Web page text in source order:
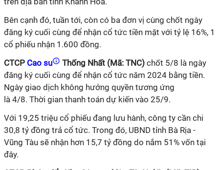
Bên cạnh đó, tuần tới, còn có ba đơn vị cùng chốt ngày
đăng ký cuối cùng để nhận cổ tức tiền mặt với tỷ lệ 16%, 1
cổ phiếu nhận 1.600 đồng.
CTCP Cao su Thống Nhất (Mã: TNC) chốt 5/8 là ngày
đăng ký cuối cùng để nhận cổ tức năm 2024 bằng tiền.
Ngày giao dịch không hưởng quyền tương ứng
là 4/8. Thời gian thanh toán dự kiến vào 25/9.
Với 19,25 triệu cổ phiếu đang lưu hành, công ty cần chi
30,8 tỷ đồng trả cổ tức. Trong đó, UBND tỉnh Bà Rịa -
Vũng Tàu sẽ nhận hơn 15,7 tỷ đồng do nắm 51% vốn tại
đây.